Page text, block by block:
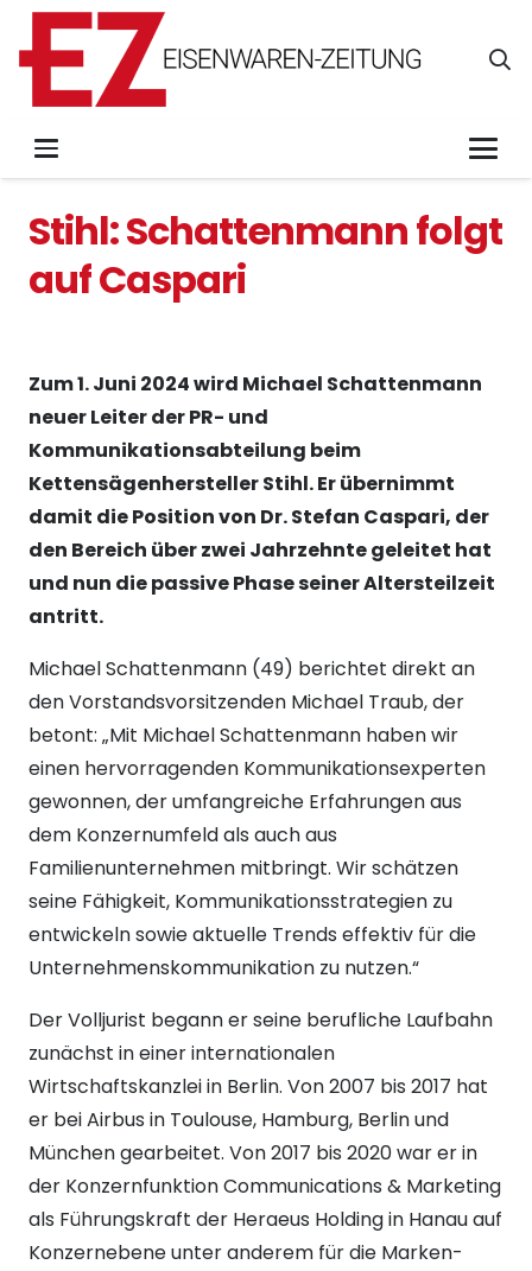
Stihl: Schattenmann folgt
auf Caspari
Zum 1. Juni 2024 wird Michael Schattenmann
neuer Leiter der PR- und
Kommunikationsabteilung beim
Kettensägenhersteller Stihl. Er übernimmt
damit die Position von Dr. Stefan Caspari, der
den Bereich über zwei Jahrzehnte geleitet hat
und nun die passive Phase seiner Altersteilzeit
antritt.
Michael Schattenmann (49) berichtet direkt an
den Vorstandsvorsitzenden Michael Traub, der
betont: „Mit Michael Schattenmann haben wir
einen hervorragenden Kommunikationsexperten
gewonnen, der umfangreiche Erfahrungen aus
dem Konzernumfeld als auch aus
Familienunternehmen mitbringt. Wir schätzen
seine Fähigkeit, Kommunikationsstrategien zu
entwickeln sowie aktuelle Trends effektiv für die
Unternehmenskommunikation zu nutzen.“
Der Volljurist begann er seine berufliche Laufbahn
zunächst in einer internationalen
Wirtschaftskanzlei in Berlin. Von 2007 bis 2017 hat
er bei Airbus in Toulouse, Hamburg, Berlin und
München gearbeitet. Von 2017 bis 2020 war er in
der Konzernfunktion Communications & Marketing
als Führungskraft der Heraeus Holding in Hanau auf
Konzernebene unter anderem für die Marken-